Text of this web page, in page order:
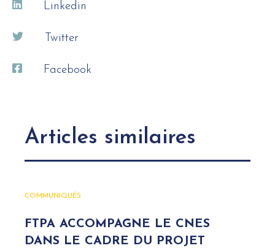
Linkedin
Twitter
Facebook
Articles similaires
COMMUNIQUÉS
FTPA ACCOMPAGNE LE CNES
DANS LE CADRE DU PROJET